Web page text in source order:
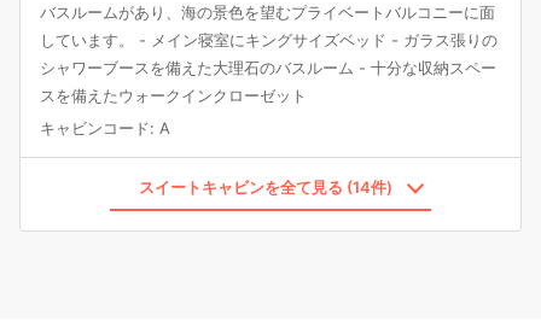
バスルームがあり、海の景色を望むプライベートバルコニーに面
しています。 - メイン寝室にキングサイズベッド - ガラス張りの
シャワーブースを備えた大理石のバスルーム - 十分な収納スペー
スを備えたウォークインクローゼット
キャビンコード: A
スイートキャビンを全て見る (14件)